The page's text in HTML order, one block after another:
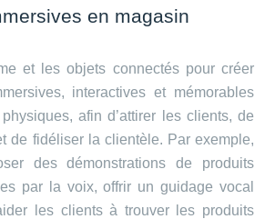
en magasin
et les objets connectés pour créer
interactives et mémorables
afin d’attirer les clients, de
de fidéliser la clientèle. Par exemple,
des démonstrations de produits
par la voix, offrir un guidage vocal
les clients à trouver les produits